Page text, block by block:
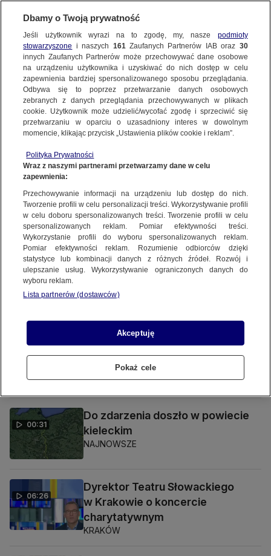
Do zdarzenia doszło w miejscowości
Sobota w woj. łódzkim
26.02.20231 min
Źródło:Google Maps
Udostępnij
SPRAWDŹ TAKŻE
00:29
Do zdarzenia doszło w powiecie
łukowskim
NAJNOWSZE
00:31
Do zdarzenia doszło w powiecie
kieleckim
NAJNOWSZE
06:26
Dyrektor Teatru Słowackiego
w Krakowie o koncercie
charytatywnym
KRAKÓW
Dbamy o Twoją prywatność
Jeśli użytkownik wyrazi na to zgodę, my, nasze podmioty
stowarzyszone i naszych 161Zaufanych Partnerów IAB oraz 30
innych Zaufanych Partnerów może przechowywać dane osobowe
na urządzeniu użytkownika i uzyskiwać do nich dostęp w celu
zapewnienia bardziej spersonalizowanego sposobu przeglądania.
Odbywa się to poprzez przetwarzanie danych osobowych
zebranych z danych przeglądania przechowywanych w plikach
cookie. Użytkownik może udzielić/wycofać zgodę i sprzeciwić się
przetwarzaniu w oparciu o uzasadniony interes w dowolnym
momencie, klikając przycisk „Ustawienia plików cookie i reklam”.
Polityka Prywatności
Wraz z naszymi partnerami przetwarzamy dane w celu
zapewnienia:
Przechowywanie informacji na urządzeniu lub dostęp do nich.
Tworzenie profili w celu personalizacji treści. Wykorzystywanie profili
w celu doboru spersonalizowanych treści. Tworzenie profili w celu
spersonalizowanych reklam. Pomiar efektywności treści.
Wykorzystanie profili do wyboru spersonalizowanych reklam.
Pomiar efektywności reklam. Rozumienie odbiorców dzięki
statystyce lub kombinacji danych z różnych źródeł. Rozwój i
ulepszanie usług. Wykorzystywanie ograniczonych danych do
wyboru reklam.
Lista partnerów (dostawców)
Akceptuję
Pokaż cele